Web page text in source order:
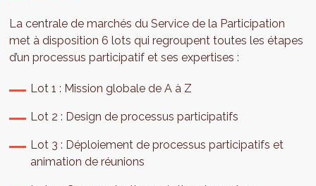
La centrale de marchés du Service de la Participation
met à disposition 6 lots qui regroupent toutes les étapes
d’un processus participatif et ses expertises :
Lot 1 : Mission globale de A à Z
Lot 2 : Design de processus participatifs
Lot 3 : Déploiement de processus participatifs et
animation de réunions